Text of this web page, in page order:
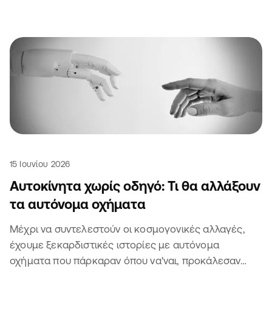
15 Ιουνίου 2026
Αυτοκίνητα χωρίς οδηγό: Τι θα αλλάξουν
τα αυτόνομα οχήματα
Μέχρι να συντελεστούν οι κοσμογονικές αλλαγές,
έχουμε ξεκαρδιστικές ιστορίες με αυτόνομα
οχήματα που πάρκαραν όπου να'ναι, προκάλεσαν